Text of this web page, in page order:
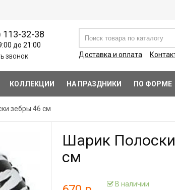
113-32-38
до 21:00
ЗВОНОК Доставка и оплата
КОЛЛЕКЦИИ НА ПРАЗДНИКИ ПО ФОРМЕ
зебры 46 см
Шарик
см
В наличии